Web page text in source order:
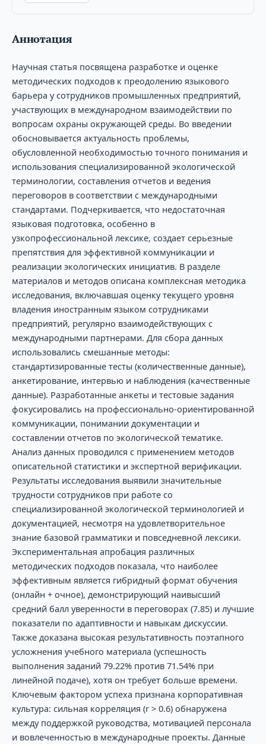
Аннотация
Научная статья посвящена разработке и оценке
методических подходов к преодолению языкового
барьера у сотрудников промышленных предприятий,
участвующих в международном взаимодействии по
вопросам охраны окружающей среды. Во введении
обосновывается актуальность проблемы,
обусловленной необходимостью точного понимания и
использования специализированной экологической
терминологии, составления отчетов и ведения
переговоров в соответствии с международными
стандартами. Подчеркивается, что недостаточная
языковая подготовка, особенно в
узкопрофессиональной лексике, создает серьезные
препятствия для эффективной коммуникации и
реализации экологических инициатив. В разделе
материалов и методов описана комплексная методика
исследования, включавшая оценку текущего уровня
владения иностранным языком сотрудниками
предприятий, регулярно взаимодействующих с
международными партнерами. Для сбора данных
использовались смешанные методы:
стандартизированные тесты (количественные данные),
анкетирование, интервью и наблюдения (качественные
данные). Разработанные анкеты и тестовые задания
фокусировались на профессионально-ориентированной
коммуникации, понимании документации и
составлении отчетов по экологической тематике.
Анализ данных проводился с применением методов
описательной статистики и экспертной верификации.
Результаты исследования выявили значительные
трудности сотрудников при работе со
специализированной экологической терминологией и
документацией, несмотря на удовлетворительное
знание базовой грамматики и повседневной лексики.
Экспериментальная апробация различных
методических подходов показала, что наиболее
эффективным является гибридный формат обучения
(онлайн + очное), демонстрирующий наивысший
средний балл уверенности в переговорах (7.85) и лучшие
показатели по адаптивности и навыкам дискуссии.
Также доказана высокая результативность поэтапного
усложнения учебного материала (успешность
выполнения заданий 79.22% против 71.54% при
линейной подаче), хотя он требует больше времени.
Ключевым фактором успеха признана корпоративная
культура: сильная корреляция (r > 0.6) обнаружена
между поддержкой руководства, мотивацией персонала
и вовлеченностью в международные проекты. Данные